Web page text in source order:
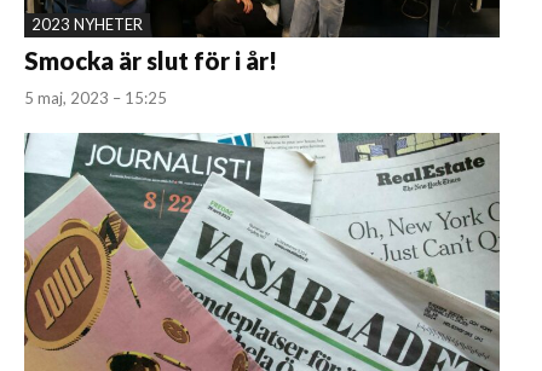
2023 NYHETER
Smocka är slut för i år!
5 maj, 2023 – 15:25